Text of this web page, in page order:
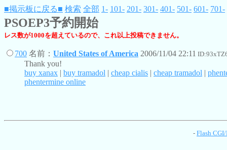
■掲示板に戻る■ 検索 全部 1- 101- 201- 301- 401- 501- 601- 701-
PSOEP3予約開始
レス数が1000を超えているので、これ以上投稿できません。
700 名前： United States of America 2006/11/04 22:11
Thank you!
buy xanax | buy tramadol | cheap cialis | cheap tramadol |
phentermine online
- Flash